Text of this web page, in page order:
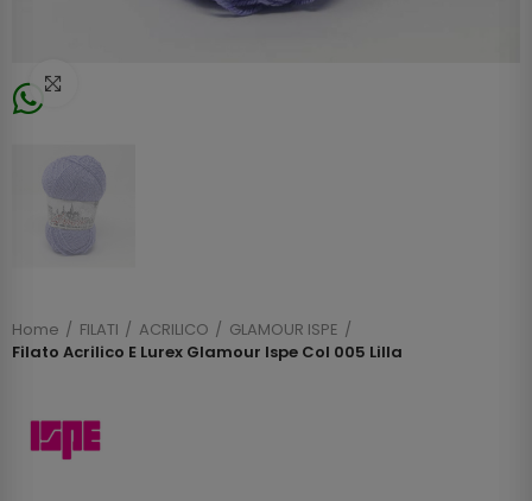
Home FILATI ACRILICO
GLAMOUR ISPE
Filato Acrilico E Lurex Glamour Ispe Col 005 Lilla